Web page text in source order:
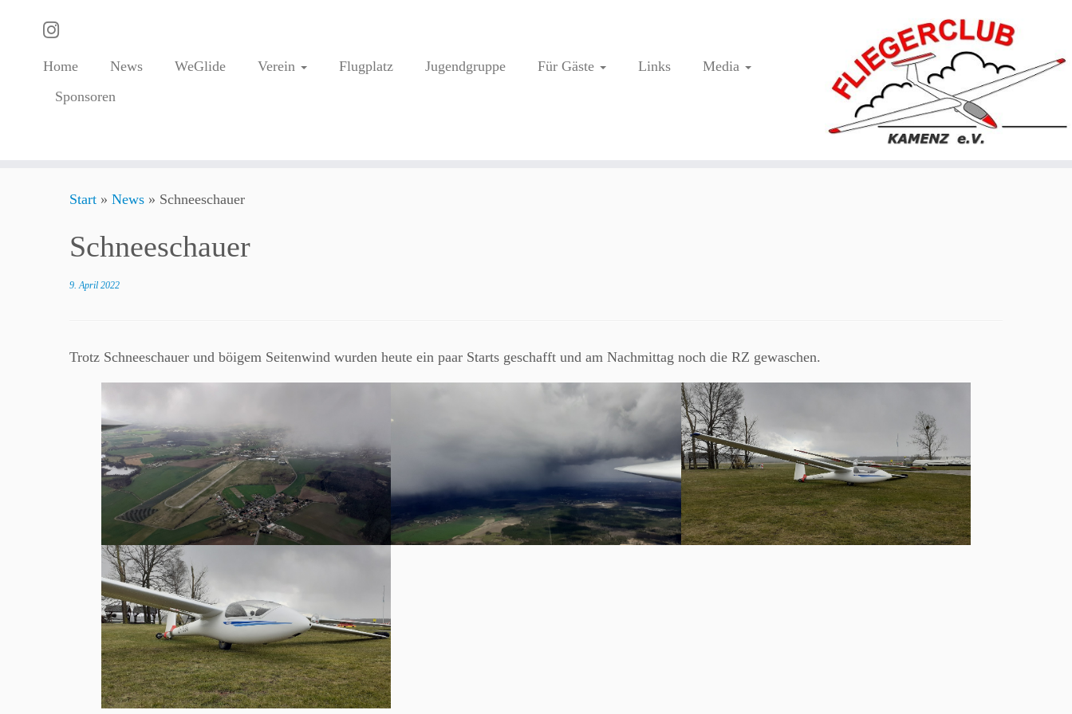
Home News WeGlide Verein Flugplatz Jugendgruppe Für Gäste Links
Media
Sponsoren
Start » News » Schneeschauer
Schneeschauer
9. April 2022
Trotz Schneeschauer und böigem Seitenwind wurden heute ein paar Starts geschafft und am Nachmittag noch die RZ gewaschen.